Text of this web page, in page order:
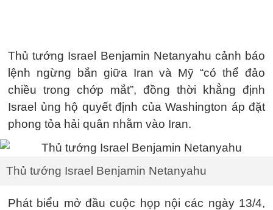
Thủ tướng Israel Benjamin Netanyahu cảnh báo
lệnh ngừng bắn giữa Iran và Mỹ “có thể đảo
chiều trong chớp mắt”, đồng thời khẳng định
Israel ủng hộ quyết định của Washington áp đặt
phong tỏa hải quân nhằm vào Iran.
Thủ tướng Israel Benjamin Netanyahu
Phát biểu mở đầu cuộc họp nội các ngày 13/4,